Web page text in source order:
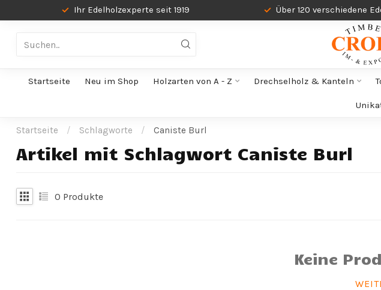
Ihr Edelholzexperte seit 1919 Über 120 verschiedene
Startseite Neu im Shop Holzarten von A - Z Drechselholz & Kanteln
Startseite / Schlagworte / Caniste Burl
Artikel mit Schlagwort Caniste Burl
0 Produkte
Keine